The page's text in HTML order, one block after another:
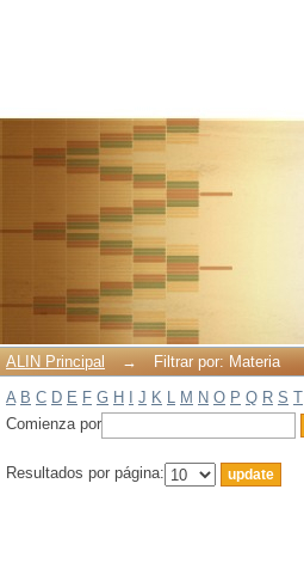
ALIN Principal →
Filtrar por: Materia
A B C D E F G H J K L M N O P Q R S T
Comienza por
Resultados por página: